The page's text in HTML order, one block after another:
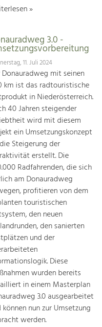
»
3.0 -
11. Juli 2024
Donauradweg mit seinen
km ist das radtouristische
in Niederösterreich.
40 Jahren steigender
wird mit diesem
ein Umsetzungskonzept
Steigerung der
erstellt. Die
Radfahrenden, die sich
am Donauradweg
profitieren von dem
touristischen
den neuen
den sanierten
und der
Diese
wurden bereits
in einem Masterplan
3.0 ausgearbeitet
können nun zur Umsetzung
werden.